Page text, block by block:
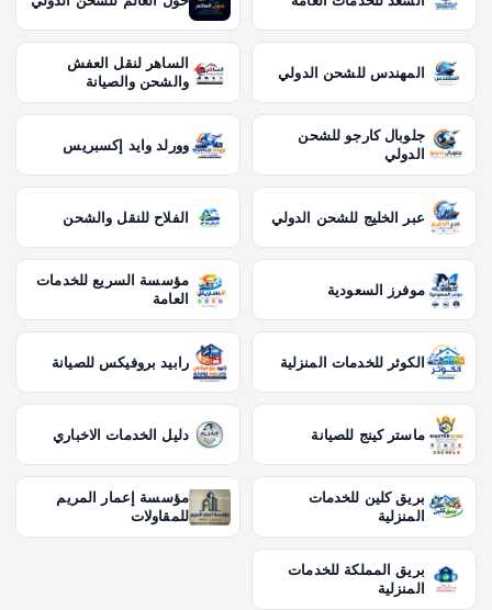
المهندس للشحن الدولي
الساهر لنقل العفش
والشحن والصيانة
جلوبال كارجو للشحن
الدولي
وورلد وايد إكسبريس
عبر الخليج للشحن الدولي الفلاح للنقل والشحن
موفرز السعودية
مؤسسة السريع للخدمات
العامة
الكوثر للخدمات المنزلية رابيد بروفيكس للصيانة
ماستر كينج للصيانة دليل الخدمات الاخباري
بريق كلين للخدمات
المنزلية
مؤسسة إعمار المريم
للمقاولات
بريق المملكة للخدمات
المنزلية